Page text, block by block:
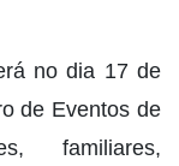
no dia 17 de
de Eventos de
familiares,